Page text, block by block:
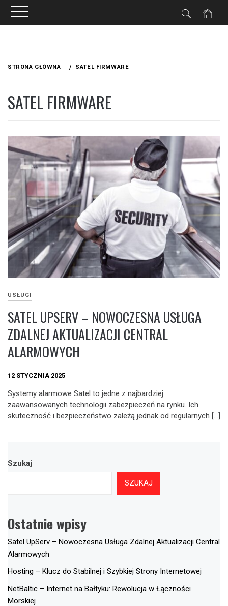
STRONA GŁÓWNA SATEL FIRMWARE
SATEL FIRMWARE
USŁUGI
SATEL UPSERV – NOWOCZESNA USŁUGA
ZDALNEJ AKTUALIZACJI CENTRAL
ALARMOWYCH
12 STYCZNIA 2025
Systemy alarmowe Satel to jedne z najbardziej
zaawansowanych technologii zabezpieczeń na rynku. Ich
skuteczność i bezpieczeństwo zależą jednak od regularnych […]
Szukaj
SZUKAJ
Ostatnie wpisy
Satel UpServ – Nowoczesna Usługa Zdalnej Aktualizacji Central
Alarmowych
Hosting – Klucz do Stabilnej i Szybkiej Strony Internetowej
NetBaltic – Internet na Bałtyku: Rewolucja w Łączności
Morskiej